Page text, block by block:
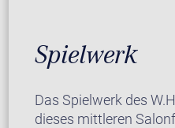
Spielwerk
Das Spielwerk des
dieses mittleren